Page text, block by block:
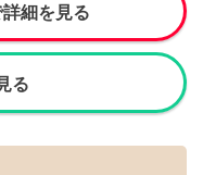
細を見る
る